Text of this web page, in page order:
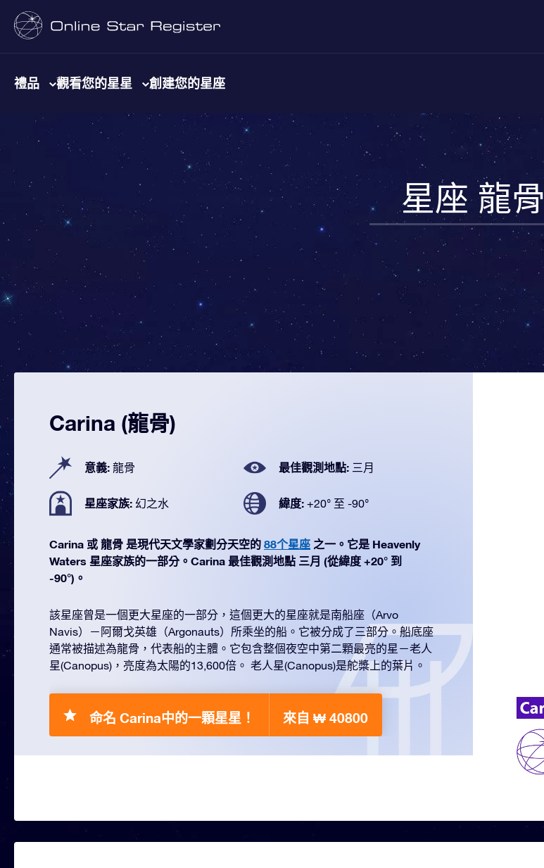
禮品 觀看您的星星 創建您的星座
星座 龍骨
Carina (龍骨)
意義: 龍骨 最佳觀測地點: 三月
星座家族: 幻之水 緯度: +20° 至 -90°
Carina 或 龍骨 是現代天文學家劃分天空的 88个星座 之一。它是 Heavenly
Waters 星座家族的一部分。Carina 最佳觀測地點 三月 (從緯度 +20° 到
-90°)。
該星座曾是一個更大星座的一部分，這個更大的星座就是南船座（Arvo
Navis）－阿爾戈英雄（Argonauts）所乘坐的船。它被分成了三部分。船底座
通常被描述為龍骨，代表船的主體。它包含整個夜空中第二顆最亮的星－老人
星(Canopus)，亮度為太陽的13,600倍。 老人星(Canopus)是舵槳上的葉片。
命名 Carina中的一顆星星！ 來自 ₩ 40800